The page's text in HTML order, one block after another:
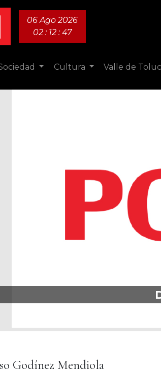
06 Ago 2026
02 : 12 : 48
Cultura Valle de
Godínez Mendiola